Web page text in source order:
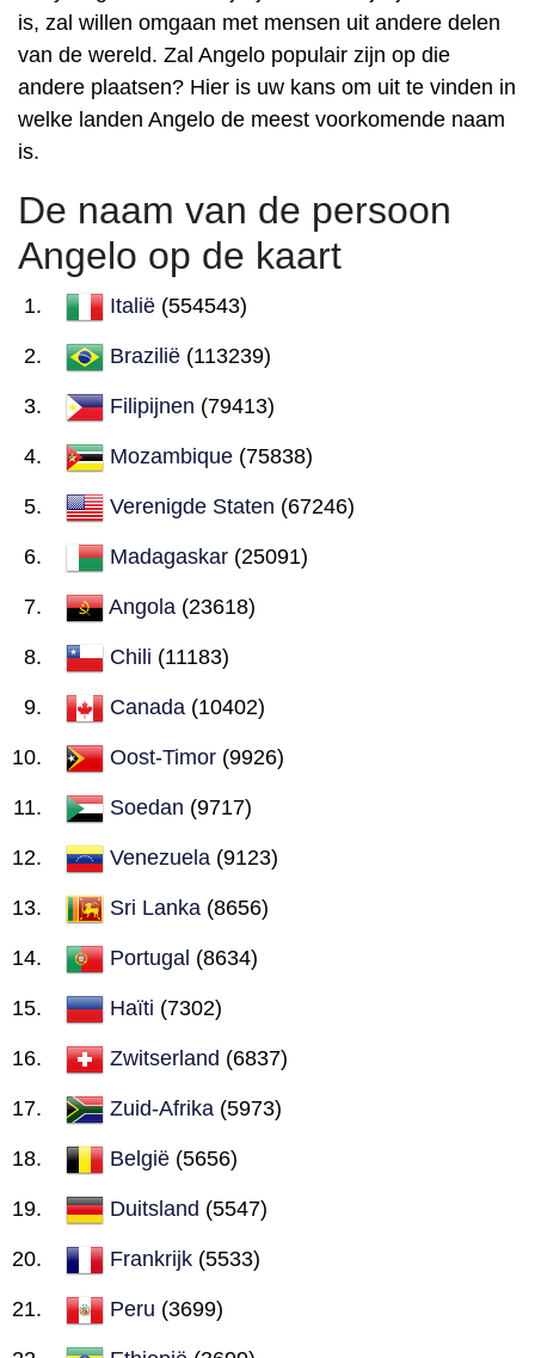
is, zal willen omgaan met mensen uit andere delen
van de wereld. Zal Angelo populair zijn op die
andere plaatsen? Hier is uw kans om uit te vinden in
welke landen Angelo de meest voorkomende naam
is.
De naam van de persoon
Angelo op de kaart
Italië (554543)
Brazilië (113239)
Filipijnen (79413)
Mozambique (75838)
Verenigde Staten (67246)
Madagaskar (25091)
Angola (23618)
Chili (11183)
Canada (10402)
Oost-Timor (9926)
Soedan (9717)
Venezuela (9123)
Sri Lanka (8656)
Portugal (8634)
Haïti (7302)
Zwitserland (6837)
Zuid-Afrika (5973)
België (5656)
Duitsland (5547)
Frankrijk (5533)
Peru (3699)